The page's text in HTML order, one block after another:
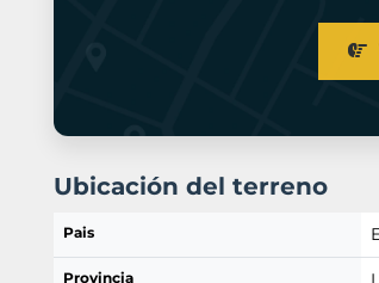
Ubicación del terreno
Pais
Provincia